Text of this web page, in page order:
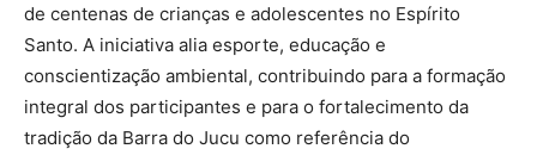
de centenas de crianças e adolescentes no Espírito
Santo. A iniciativa alia esporte, educação e
conscientização ambiental, contribuindo para a formação
integral dos participantes e para o fortalecimento da
tradição da Barra do Jucu como referência do